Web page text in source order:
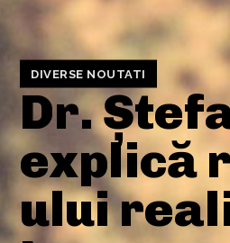
DIVERSE NOUTATI
Dr.
explică
ului